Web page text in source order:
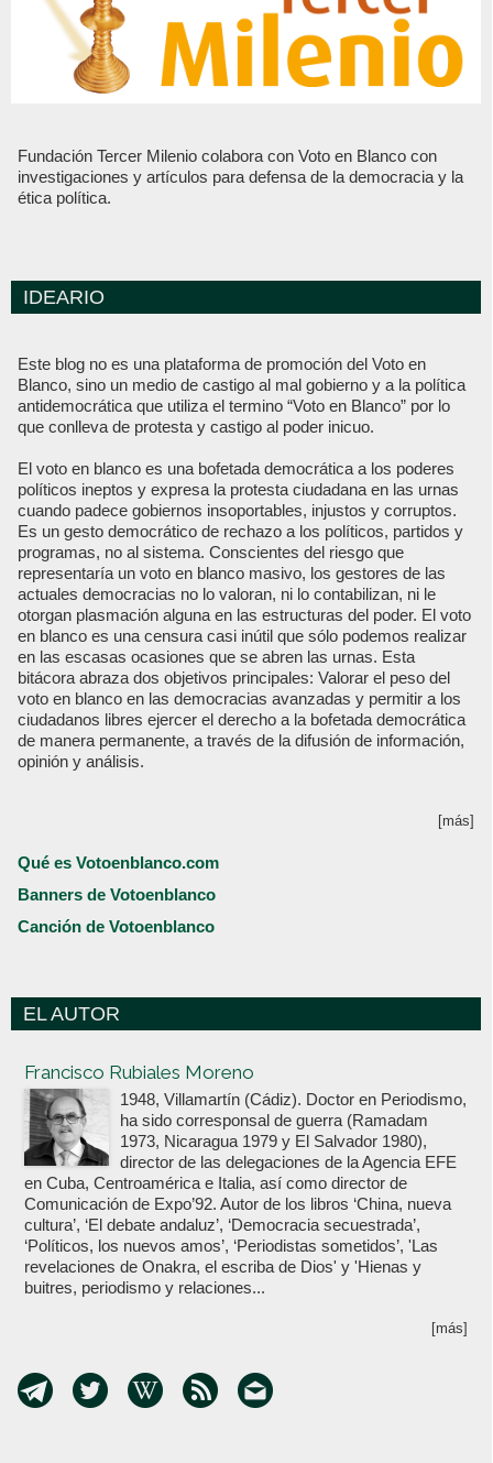
Fundación Tercer Milenio colabora con Voto en Blanco con
investigaciones y artículos para defensa de la democracia y la
ética política.
IDEARIO
Este blog no es una plataforma de promoción del Voto en
Blanco, sino un medio de castigo al mal gobierno y a la política
antidemocrática que utiliza el termino “Voto en Blanco” por lo
que conlleva de protesta y castigo al poder inicuo.
El voto en blanco es una bofetada democrática a los poderes
políticos ineptos y expresa la protesta ciudadana en las urnas
cuando padece gobiernos insoportables, injustos y corruptos.
Es un gesto democrático de rechazo a los políticos, partidos y
programas, no al sistema. Conscientes del riesgo que
representaría un voto en blanco masivo, los gestores de las
actuales democracias no lo valoran, ni lo contabilizan, ni le
otorgan plasmación alguna en las estructuras del poder. El voto
en blanco es una censura casi inútil que sólo podemos realizar
en las escasas ocasiones que se abren las urnas. Esta
bitácora abraza dos objetivos principales: Valorar el peso del
voto en blanco en las democracias avanzadas y permitir a los
ciudadanos libres ejercer el derecho a la bofetada democrática
de manera permanente, a través de la difusión de información,
opinión y análisis.
[más]
Qué es Votoenblanco.com
Banners de Votoenblanco
Canción de Votoenblanco
EL AUTOR
Francisco Rubiales Moreno
1948, Villamartín (Cádiz). Doctor en Periodismo,
ha sido corresponsal de guerra (Ramadam
1973, Nicaragua 1979 y El Salvador 1980),
director de las delegaciones de la Agencia EFE
en Cuba, Centroamérica e Italia, así como director de
Comunicación de Expo’92. Autor de los libros ‘China, nueva
cultura’, ‘El debate andaluz’, ‘Democracia secuestrada’,
‘Políticos, los nuevos amos’, ‘Periodistas sometidos’, 'Las
revelaciones de Onakra, el escriba de Dios' y 'Hienas y
buitres, periodismo y relaciones...
[más]